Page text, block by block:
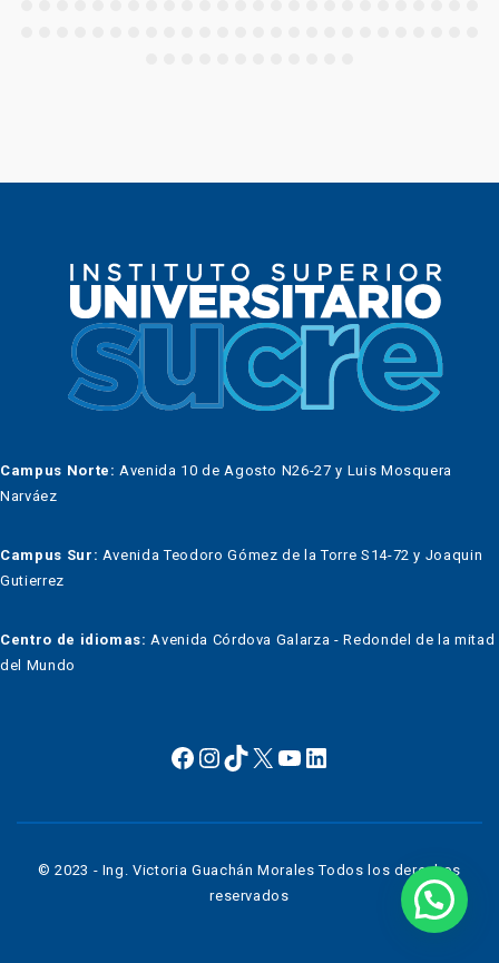
Campus Norte: Avenida 10 de Agosto N26-27 y Luis Mosquera
Narváez
Campus Sur: Avenida Teodoro Gómez de la Torre S14-72 y Joaquin
Gutierrez
Centro de idiomas: Avenida Córdova Galarza - Redondel de la mitad
del Mundo
© 2023 - Ing. Victoria Guachán Morales Todos los derechos
reservados